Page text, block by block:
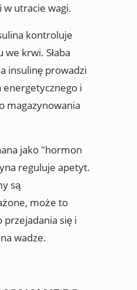
utracie wagi.
kontroluje
krwi. Słaba
insulinę prowadzi
energetycznego i
magazynowania
jako "hormon
reguluje apetyt.
są
może to
przejadania się i
wadze.